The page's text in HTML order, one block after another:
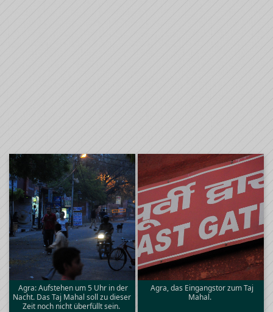
Agra: Aufstehen um 5 Uhr in der
Nacht. Das Taj Mahal soll zu dieser
Zeit noch nicht überfüllt sein.
Agra, das Eingangstor zum Taj
Mahal.